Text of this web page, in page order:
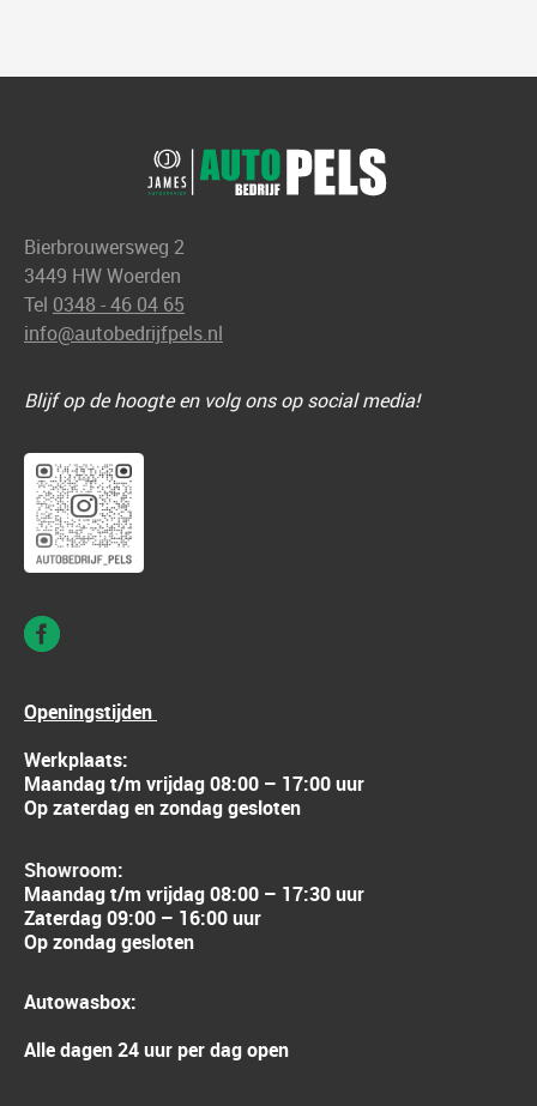
Bierbrouwersweg 2
3449 HW Woerden
Tel 0348 - 46 04 65
info@autobedrijfpels.nl
Blijf op de hoogte en volg ons op social media!
Openingstijden
Werkplaats:
Maandag t/m vrijdag 08:00 – 17:00 uur
Op zaterdag en zondag gesloten
Showroom:
Maandag t/m vrijdag 08:00 – 17:30 uur
Zaterdag 09:00 – 16:00 uur
Op zondag gesloten
Autowasbox:
Alle dagen 24 uur per dag open